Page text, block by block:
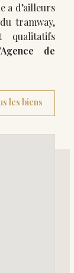
a d’ailleurs
tramway,
qualitatifs
de
les biens